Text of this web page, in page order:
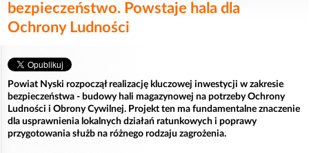
bezpieczeństwo. Powstaje hala dla
Ochrony Ludności
Powiat Nyski rozpoczął realizację kluczowej inwestycji w zakresie
bezpieczeństwa - budowy hali magazynowej na potrzeby Ochrony
Ludności i Obrony Cywilnej. Projekt ten ma fundamentalne znaczenie
dla usprawnienia lokalnych działań ratunkowych i poprawy
przygotowania służb na różnego rodzaju zagrożenia.